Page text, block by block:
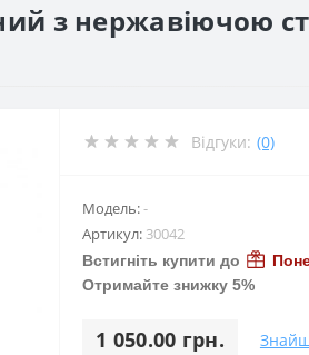
з нержавіючою
Відгуки: (0)
Модель:-
Артикул: 30042
Встигніть купити до
Отримайте знижку 5%
1 050.00 грн.